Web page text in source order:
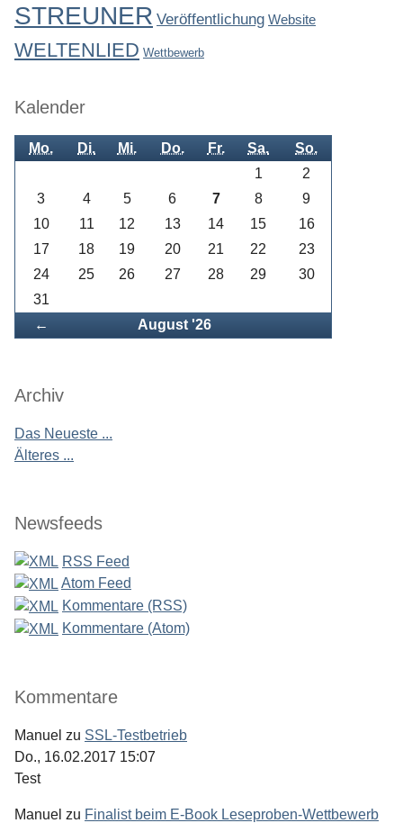
STREUNER Veröffentlichung Website
WELTENLIED Wettbewerb
Kalender
Mo. Di. Mi. Do. Fr. Sa. So.
← August '26
1
2
3
4 5 6 7 8
9
10
11 12 13 14 15
16
17
18 19 20 21 22
23
24
25 26 27 28 29
30
31
Archiv
Das Neueste ...
Älteres ...
Newsfeeds
RSS Feed
Atom Feed
Kommentare (RSS)
Kommentare (Atom)
Kommentare
Manuel zu SSL-Testbetrieb
Do., 16.02.2017 15:07
Test
Manuel zu Finalist beim E-Book Leseproben-Wettbewerb